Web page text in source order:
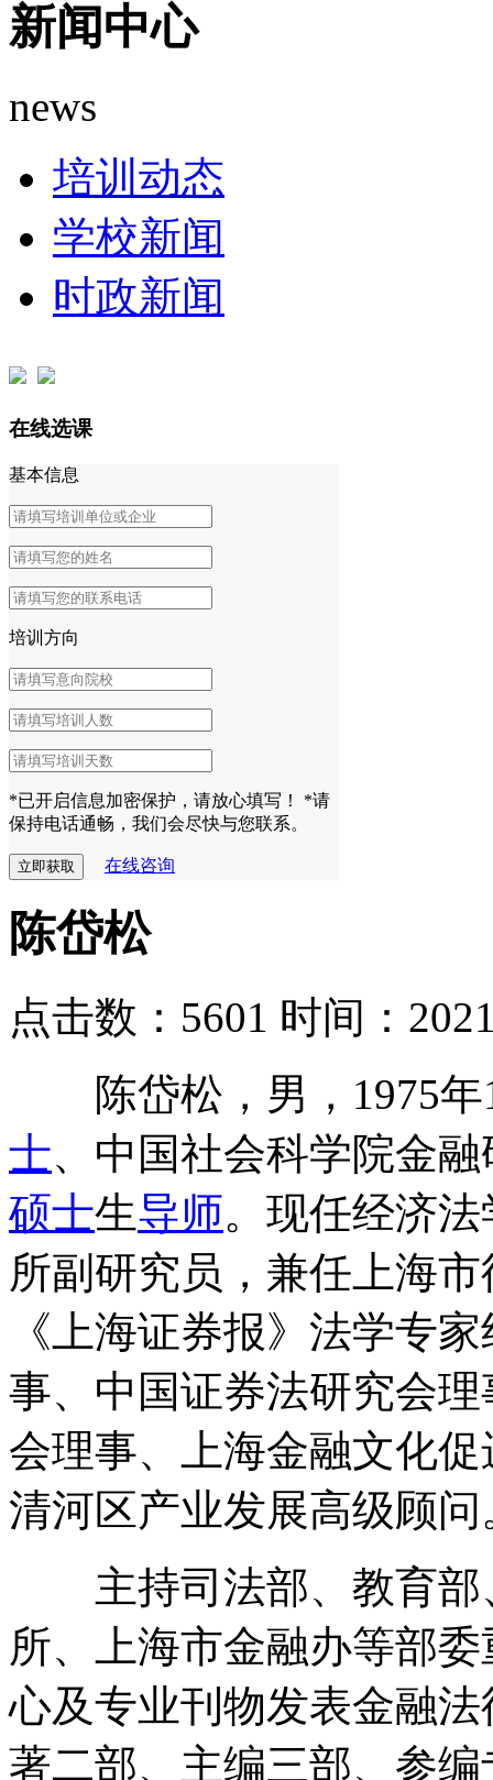
新闻中心
news
培训动态
学校新闻
时政新闻
在线选课
基本信息
培训方向
*已开启信息加密保护，请放心填写！
*请
保持电话通畅，我们会尽快与您联系。
在线咨询
陈岱松
点击数：5601 时间：
陈岱松，男，1975年
士、中国社会科学院金
硕士生导师。现任经济
所副研究员，兼任上海
《上海证券报》法学专
事、中国证券法研究会
会理事、上海金融文化
清河区产业发展高级顾问
主持司法部、教育部
所、上海市金融办等部
心及专业刊物发表金融
著二部、主编三部、参